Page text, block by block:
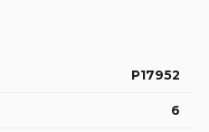
prin suprafața
P17952
6